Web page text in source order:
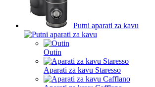
Putni aparati za kavu
Outin
Aparati za kavu Staresso